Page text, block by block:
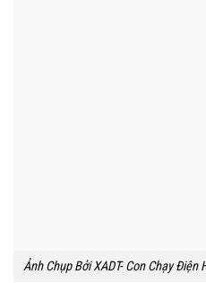
Ảnh Chụp Bởi XADT- Con Chạy